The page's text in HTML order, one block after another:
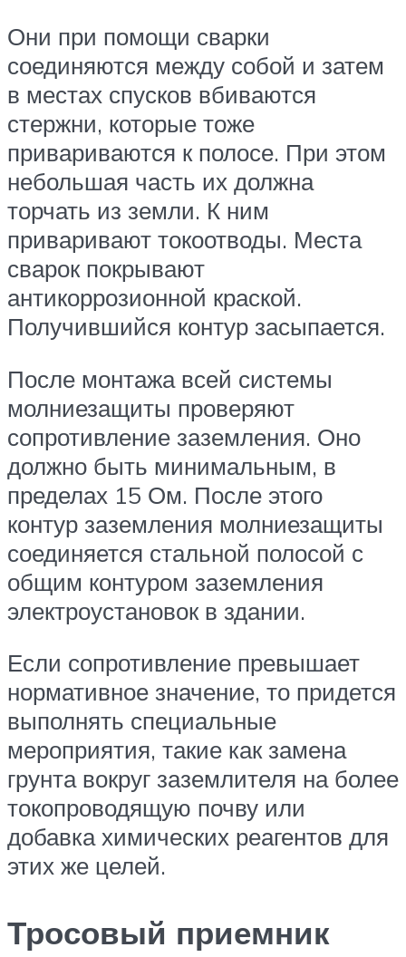
Они при помощи сварки
соединяются между собой и затем
в местах спусков вбиваются
стержни, которые тоже
привариваются к полосе. При этом
небольшая часть их должна
торчать из земли. К ним
приваривают токоотводы. Места
сварок покрывают
антикоррозионной краской.
Получившийся контур засыпается.
После монтажа всей системы
молниезащиты проверяют
сопротивление заземления. Оно
должно быть минимальным, в
пределах 15 Ом. После этого
контур заземления молниезащиты
соединяется стальной полосой с
общим контуром заземления
электроустановок в здании.
Если сопротивление превышает
нормативное значение, то придется
выполнять специальные
мероприятия, такие как замена
грунта вокруг заземлителя на более
токопроводящую почву или
добавка химических реагентов для
этих же целей.
Тросовый приемник